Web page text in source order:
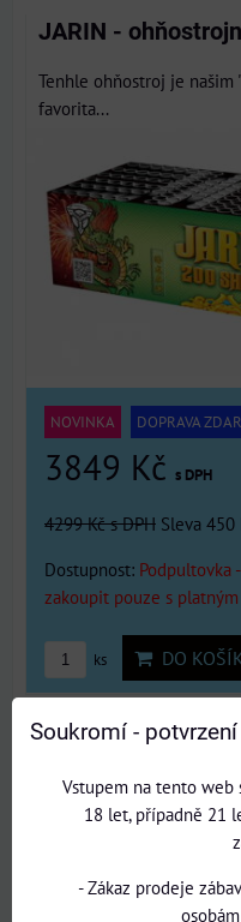
JARIN -
Tenhle ohňostroj je
favorita...
NOVINKA DOPRAVA
3849 Kč s DPH
4299 Kčs DPH Sleva 450
Dostupnost: Podpultovka
zakoupit pouze s
ks DO
NIGHT SHOW
VYŮHLOVANÝ
Ohňostrojná sestava
Soukromí - potvrzení
Vstupem na tento web
18 let, případně 21
- Zákaz prodeje